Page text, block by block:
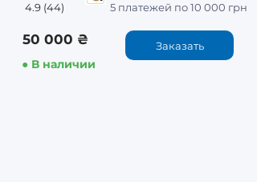
4.9 (44)
5 платежей по 10 000 грн
50 000 ₴
● В наличии
Заказать